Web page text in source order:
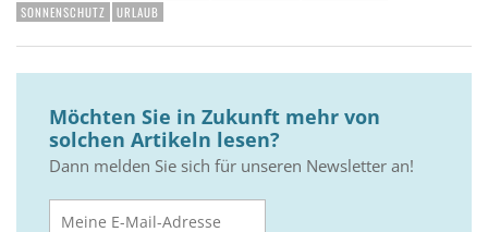
SONNENSCHUTZ
URLAUB
Möchten Sie in Zukunft mehr von
solchen Artikeln lesen?
Dann melden Sie sich für unseren Newsletter an!